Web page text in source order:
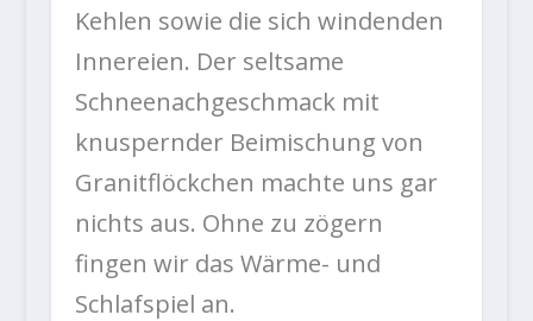
Kehlen sowie die sich windenden
Innereien. Der seltsame
Schneenachgeschmack mit
knuspernder Beimischung von
Granitflöckchen machte uns gar
nichts aus. Ohne zu zögern
fingen wir das Wärme- und
Schlafspiel an.